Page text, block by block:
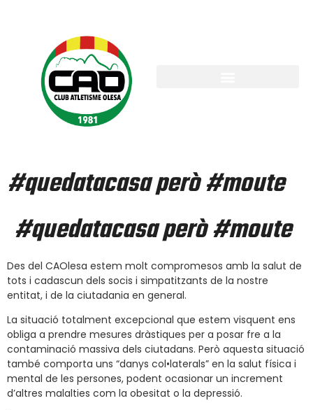
#quedatacasa però #moute
#quedatacasa però #moute
Des del CAOlesa estem molt compromesos amb la salut de
tots i cadascun dels socis i simpatitzants de la nostre
entitat, i de la ciutadania en general.
La situació totalment excepcional que estem visquent ens
obliga a prendre mesures dràstiques per a posar fre a la
contaminació massiva dels ciutadans. Però aquesta situació
també comporta uns “danys col•laterals” en la salut física i
mental de les persones, podent ocasionar un increment
d’altres malalties com la obesitat o la depressió.